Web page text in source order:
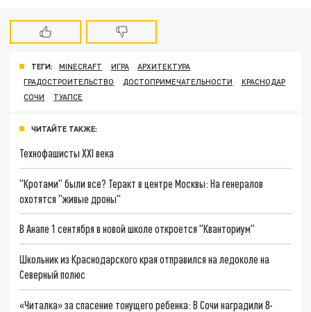
ТЕГИ: MINECRAFT ИГРА
АРХИТЕКТУРА
ГРАДОСТРОИТЕЛЬСТВО
ДОСТОПРИМЕЧАТЕЛЬНОСТИ
КРАСНОДАР
СОЧИ
ТУАПСЕ
ЧИТАЙТЕ ТАКЖЕ:
Технофашисты XXI века
"Кротами" были все? Теракт в центре Москвы: На генералов
охотятся "живые дроны"
В Анапе 1 сентября в новой школе откроется "Кванториум"
Школьник из Краснодарского края отправился на ледоколе на
Северный полюс
«Читалка» за спасение тонущего ребенка: В Сочи наградили 8-